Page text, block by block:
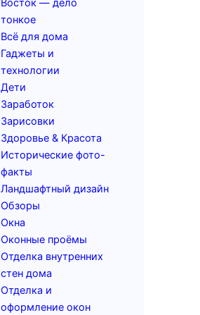
Восток — дело
тонкое
Всё для дома
Гаджеты и
технологии
Дети
Заработок
Зарисовки
Здоровье & Красота
Исторические фото-
факты
Ландшафтный дизайн
Обзоры
Окна
Оконные проёмы
Отделка внутренних
стен дома
Отделка и
оформление окон